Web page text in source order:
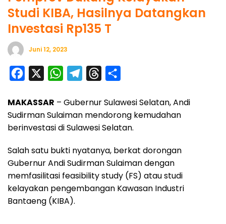
Studi KIBA, Hasilnya Datangkan
Investasi Rp135 T
Juni 12, 2023
c
e
b
o
o
k
W
a
t
s
A
p
p
l
e
g
r
a
m
r
e
a
d
s
a
r
e
MAKASSAR – Gubernur Sulawesi Selatan, Andi
Sudirman Sulaiman mendorong kemudahan
berinvestasi di Sulawesi Selatan.
Salah satu bukti nyatanya, berkat dorongan
Gubernur Andi Sudirman Sulaiman dengan
memfasilitasi feasibility study (FS) atau studi
kelayakan pengembangan Kawasan Industri
Bantaeng (KIBA).